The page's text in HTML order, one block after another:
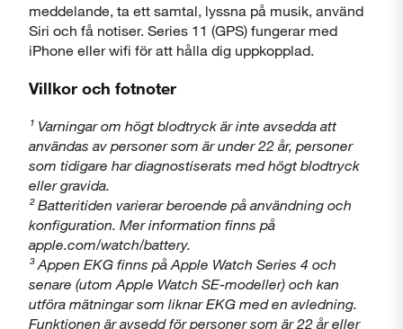
meddelande, ta ett samtal, lyssna på musik, använd
Siri och få notiser. Series 11 (GPS) fungerar med
iPhone eller wifi för att hålla dig uppkopplad.
Villkor och fotnoter
¹ Varningar om högt blodtryck är inte avsedda att
användas av personer som är under 22 år, personer
som tidigare har diagnostiserats med högt blodtryck
eller gravida.
² Batteritiden varierar beroende på användning och
konfiguration. Mer information finns på
apple.com/watch/battery.
³ Appen EKG finns på Apple Watch Series 4 och
senare (utom Apple Watch SE-modeller) och kan
utföra mätningar som liknar EKG med en avledning.
Funktionen är avsedd för personer som är 22 år eller